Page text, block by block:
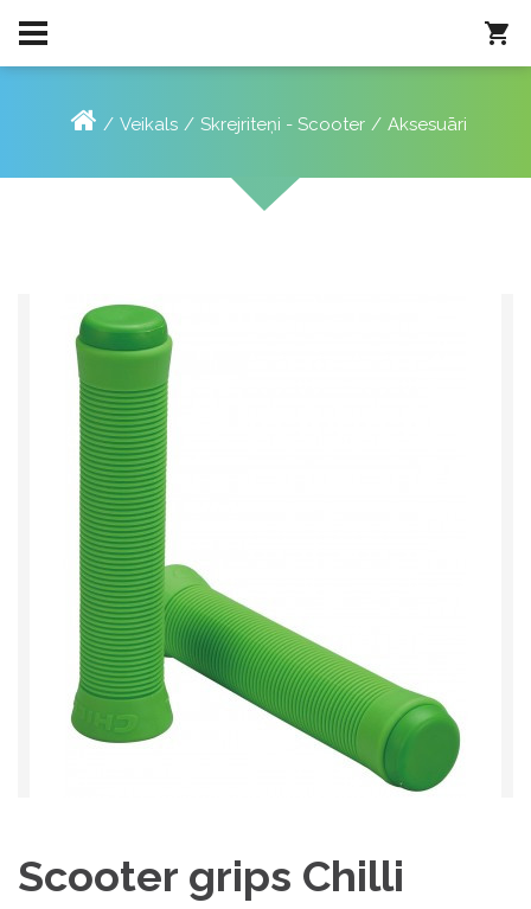
Veikals Skrejriteņi - Scooter Aksesuāri
Scooter grips Chilli